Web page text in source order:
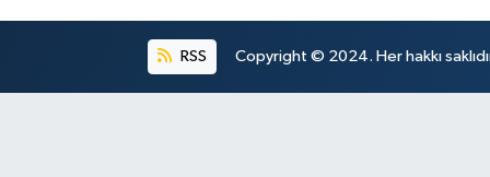
RSS Copyright © 2024. Her hakkı